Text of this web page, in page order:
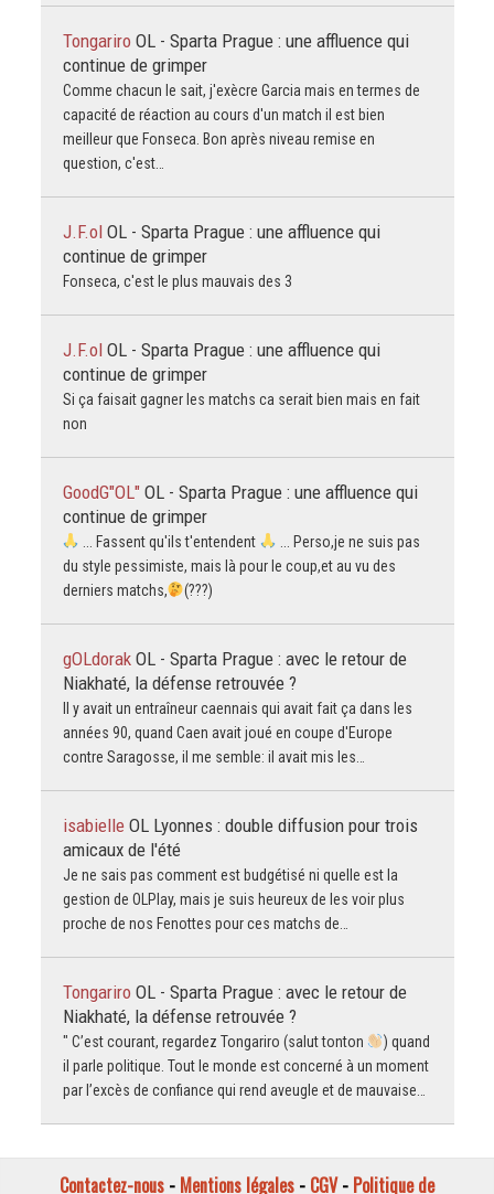
Tongariro OL - Sparta Prague : une affluence qui
continue de grimper
Comme chacun le sait, j'exècre Garcia mais en termes de
capacité de réaction au cours d'un match il est bien
meilleur que Fonseca. Bon après niveau remise en
question, c'est…
J.F.ol OL - Sparta Prague : une affluence qui
continue de grimper
Fonseca, c'est le plus mauvais des 3
J.F.ol OL - Sparta Prague : une affluence qui
continue de grimper
Si ça faisait gagner les matchs ca serait bien mais en fait
non
GoodG"OL" OL - Sparta Prague : une affluence qui
continue de grimper
... Fassent qu'ils t'entendent
... Perso,je ne suis pas
du style pessimiste, mais là pour le coup,et au vu des
derniers matchs,
(???)
gOLdorak OL - Sparta Prague : avec le retour de
Niakhaté, la défense retrouvée ?
Il y avait un entraîneur caennais qui avait fait ça dans les
années 90, quand Caen avait joué en coupe d'Europe
contre Saragosse, il me semble: il avait mis les…
isabielle OL Lyonnes : double diffusion pour trois
amicaux de l'été
Je ne sais pas comment est budgétisé ni quelle est la
gestion de OLPlay, mais je suis heureux de les voir plus
proche de nos Fenottes pour ces matchs de…
Tongariro OL - Sparta Prague : avec le retour de
Niakhaté, la défense retrouvée ?
" C’est courant, regardez Tongariro (salut tonton
) quand
il parle politique. Tout le monde est concerné à un moment
par l’excès de confiance qui rend aveugle et de mauvaise…
Contactez-nous - Mentions légales - CGV- Politique de